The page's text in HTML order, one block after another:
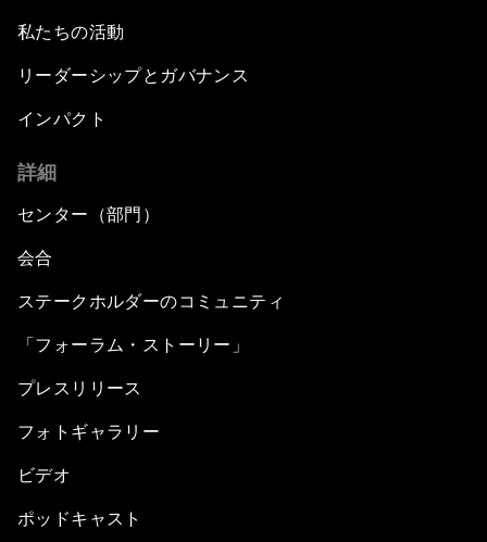
私たちの活動
リーダーシップとガバナンス
インパクト
詳細
センター（部門）
会合
ステークホルダーのコミュニティ
「フォーラム・ストーリー」
プレスリリース
フォトギャラリー
ビデオ
ポッドキャスト